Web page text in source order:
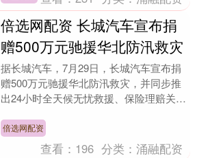
倍选网配资 长城汽车宣布捐
赠500万元驰援华北防汛救灾
据长城汽车，7月29日，长城汽车宣布捐
赠500万元驰援华北防汛救灾，并同步推
出24小时全天候无忧救援、保险理赔关爱
作，请点....
倍选网配资
查看： 196 分类：涌融配资